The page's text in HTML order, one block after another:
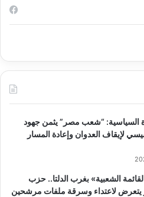
السياسية: “شعب مصر” يثمن جهود
لإيقاف العدوان وإعادة المسار
الشعبية» بغرب الدلتا.. حزب
لاعتداء وسرقة ملفات مرشحين